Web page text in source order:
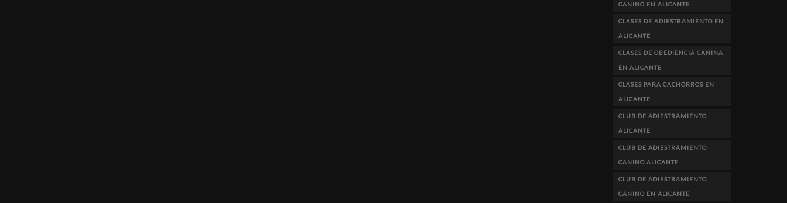
CANINO EN ALICANTE
CLASES DE ADIESTRAMIENTO EN
ALICANTE
CLASES DE OBEDIENCIA CANINA
EN ALICANTE
CLASES PARA CACHORROS EN
ALICANTE
CLUB DE ADIESTRAMIENTO
ALICANTE
CLUB DE ADIESTRAMIENTO
CANINO ALICANTE
CLUB DE ADIESTRAMIENTO
CANINO EN ALICANTE